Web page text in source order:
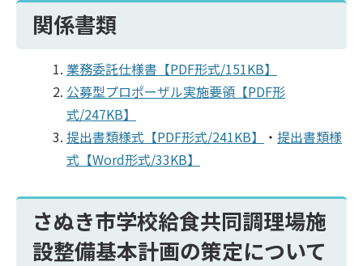
関係書類
業務委託仕様書【PDF形式/151KB】
公募型プロポーザル実施要領【PDF形
式/247KB】
提出書類様式【PDF形式/241KB】
・ 提出書類様
式【Word形式/33KB】
さぬき市学校給食共同調理場施
設整備基本計画の策定について